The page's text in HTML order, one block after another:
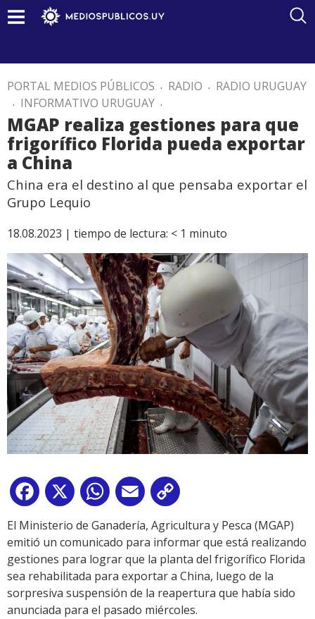
PORTAL MEDIOS PÚBLICOS . RADIO . RADIO URUGUAY
. INFORMATIVO URUGUAY .
MGAP realiza gestiones para que
frigorífico Florida pueda exportar
a China
China era el destino al que pensaba exportar el
Grupo Lequio
18.08.2023 | tiempo de lectura: < 1 minuto
Facebook
X WhatsApp
Email
Link
El Ministerio de Ganadería, Agricultura y Pesca (MGAP)
emitió un comunicado para informar que está realizando
gestiones para lograr que la planta del frigorífico Florida
sea rehabilitada para exportar a China, luego de la
sorpresiva suspensión de la reapertura que había sido
anunciada para el pasado miércoles.